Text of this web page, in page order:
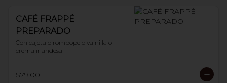
CAFÉ FRAPPÉ
PREPARADO
Con cajeta o rompope o vainilla o
crema irlandesa
$79.00